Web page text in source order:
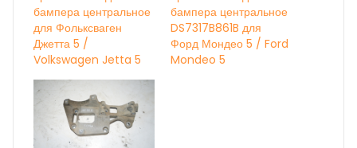
бампера центральное
для Фольксваген
Джетта 5 /
Volkswagen Jetta 5
бампера центральное
DS7317B861B для
Форд Мондео 5 / Ford
Mondeo 5